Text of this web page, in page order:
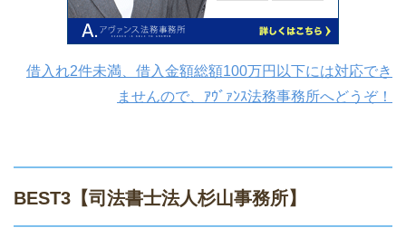
借入れ2件未満、借入金額総額100万円以下には対応でき
ませんので、ｱｳﾞｧﾝｽ法務事務所へどうぞ！
BEST3【司法書士法人杉山事務所】